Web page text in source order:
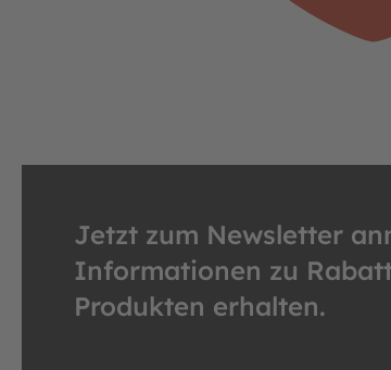
Jetzt zum Newsletter
Informationen zu
Produkten erhalten.